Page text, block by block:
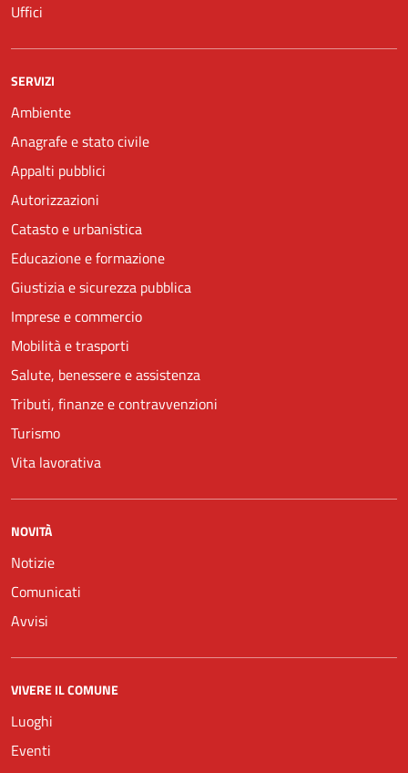
Uffici
SERVIZI
Ambiente
Anagrafe e stato civile
Appalti pubblici
Autorizzazioni
Catasto e urbanistica
Educazione e formazione
Giustizia e sicurezza pubblica
Imprese e commercio
Mobilità e trasporti
Salute, benessere e assistenza
Tributi, finanze e contravvenzioni
Turismo
Vita lavorativa
NOVITÀ
Notizie
Comunicati
Avvisi
VIVERE IL COMUNE
Luoghi
Eventi